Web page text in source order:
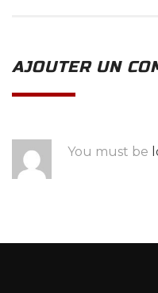
AJOUTER UN
You must be